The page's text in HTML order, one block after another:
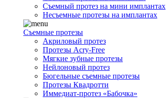
Съемный протез на мини имплантах
Несъемные протезы на имплантах
Съемные протезы
Акриловый протез
Протезы Acry-Free
Мягкие зубные протезы
Нейлоновый протез
Бюгельные съемные протезы
Протезы Квадротти
Иммедиат-протез «Бабочка»